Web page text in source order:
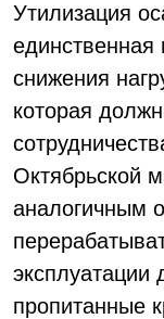
Утилизация
единственная
снижения
которая
Октябрьской
аналогичным
пропитанные